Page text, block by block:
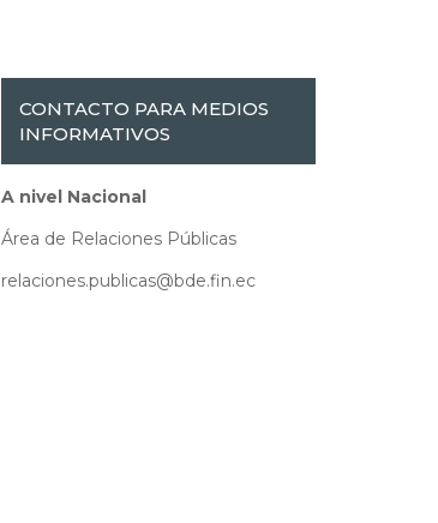
CONTACTO PARA MEDIOS
INFORMATIVOS
A nivel Nacional
Área de Relaciones Públicas
relaciones.publicas@bde.fin.ec